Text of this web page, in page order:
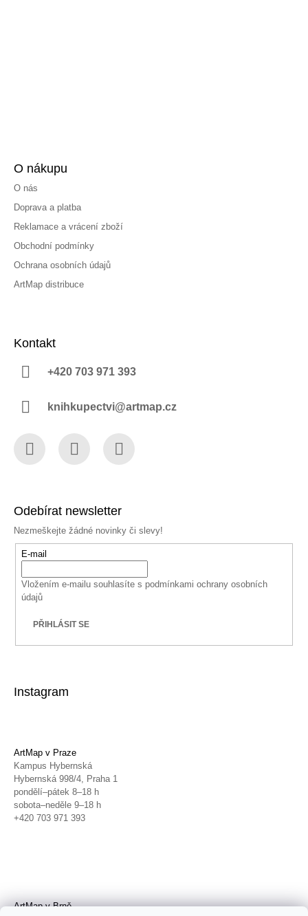
O nákupu
O nás
Doprava a platba
Reklamace a vrácení zboží
Obchodní podmínky
Ochrana osobních údajů
ArtMap distribuce
Kontakt
+420 703 971 393
knihkupectvi@artmap.cz
Odebírat newsletter
Nezmeškejte žádné novinky či slevy!
E-mail
Vložením e-mailu souhlasíte s podmínkami ochrany osobních
údajů
PŘIHLÁSIT SE
Instagram
ArtMap v Praze
Kampus Hybernská
Hybernská 998/4, Praha 1
pondělí–pátek 8–18 h
sobota–neděle 9–18 h
+420 703 971 393
ArtMap v Brně